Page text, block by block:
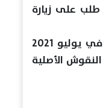
طلب على زيارة
جدير بالذكر أن مشروع ترميم صالة الأعمدة الكبرى بمعابد الكرنك بدأ في يوليو 2021
الأصلية